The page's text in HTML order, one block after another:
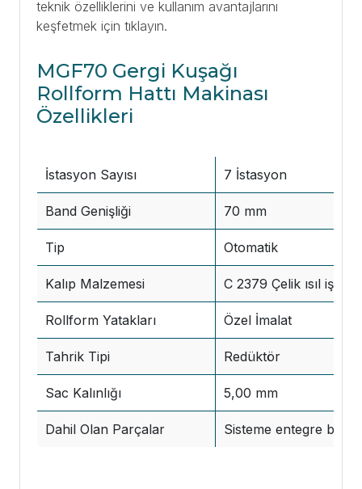
teknik özelliklerini ve kullanım avantajlarını
keşfetmek için tıklayın.
MGF70 Gergi Kuşağı
Rollform Hattı Makinası
Özellikleri
İstasyon Sayısı 7 İstasyon
Band Genişliği 70 mm
Tip Otomatik
Kalıp Malzemesi C 2379 Çelik ısıl
Rollform Yatakları Özel İmalat
Tahrik Tipi Redüktör
Sac Kalınlığı 5,00 mm
Dahil Olan Parçalar Sisteme entegre boy